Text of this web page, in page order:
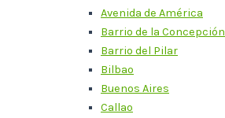
Avenida de América
Barrio de la Concepción
Barrio del Pilar
Bilbao
Buenos Aires
Callao